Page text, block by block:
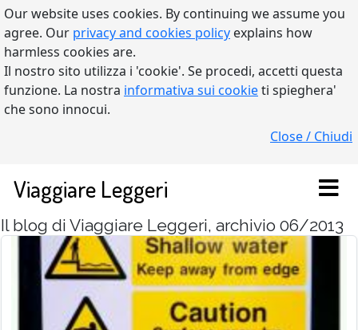
Our website uses cookies. By continuing we assume you
agree. Our privacy and cookies policy explains how
harmless cookies are.
Il nostro sito utilizza i 'cookie'. Se procedi, accetti questa
funzione. La nostra informativa sui cookieti spieghera'
che sono innocui.
Close / Chiudi
Viaggiare Leggeri
Il blog di Viaggiare Leggeri, archivio 06/2013